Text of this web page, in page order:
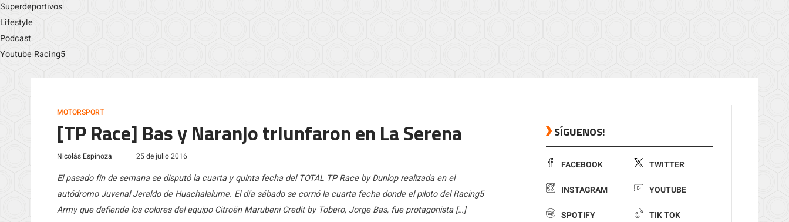
Superdeportivos
Lifestyle
Podcast
Youtube Racing5
MOTORSPORT
[TP Race] Bas y Naranjo triunfaron en La Serena
Nicolás Espinoza | 25 de julio 2016
El pasado fin de semana se disputó la cuarta y quinta fecha del TOTAL TP Race by Dunlop realizada en el
autódromo Juvenal Jeraldo de Huachalalume. El día sábado se corrió la cuarta fecha donde el piloto del Racing5
Army que defiende los colores del equipo Citroën Marubeni Credit by Tobero, Jorge Bas, fue protagonista […]
SÍGUENOS!
FACEBOOK TWITTER
INSTAGRAM YOUTUBE
SPOTIFY TIK TOK